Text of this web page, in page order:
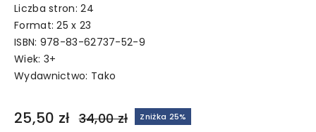
Liczba stron: 24
Format: 25 x 23
ISBN: 978-83-62737-52-9
Wiek: 3+
Wydawnictwo: Tako
25,50 zł 34,00 zł Zniżka 25%